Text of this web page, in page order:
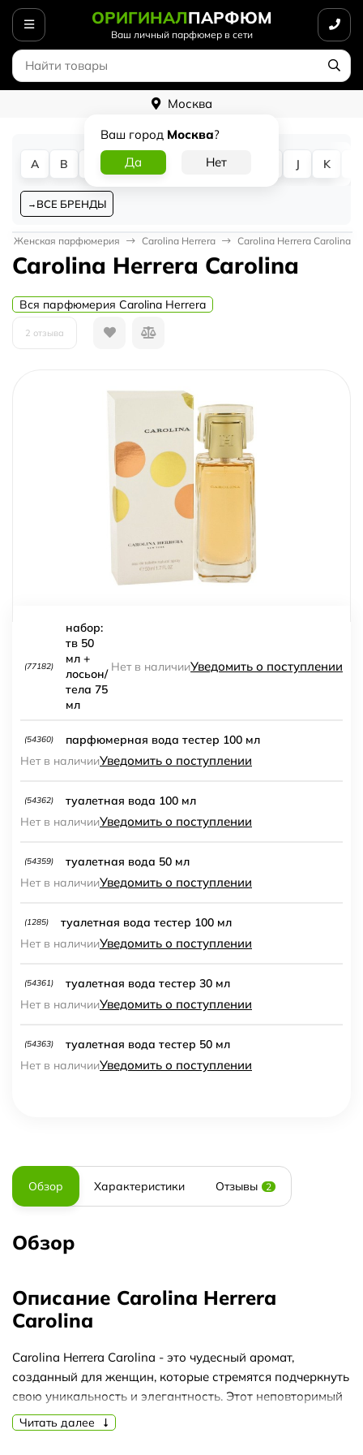
ОРИГИНАЛПАРФЮМ
Ваш личный парфюмер в сети
Москва
Ваш город Москва?
A B D G J K
ВСЕ БРЕНДЫ
Женская парфюмерия Carolina Herrera Carolina Herrera Carolina
Carolina Herrera Carolina
Вся парфюмерия Carolina Herrera
2 отзыва
(77182)
набор:
тв 50
мл +
лосьон/
тела 75
мл
Нет в наличииУведомить о поступлении
(54360)
парфюмерная вода тестер 100 мл
Нет в наличииУведомить о поступлении
(54362)
туалетная вода 100 мл
Нет в наличииУведомить о поступлении
(54359)
туалетная вода 50 мл
Нет в наличииУведомить о поступлении
(1285)
туалетная вода тестер 100 мл
Нет в наличииУведомить о поступлении
(54361)
туалетная вода тестер 30 мл
Нет в наличииУведомить о поступлении
(54363)
туалетная вода тестер 50 мл
Нет в наличииУведомить о поступлении
Обзор Характеристики Отзывы 2
Обзор
Описание Carolina Herrera
Carolina
Carolina Herrera Carolina - это чудесный аромат,
созданный для женщин, которые стремятся подчеркнуть
свою уникальность и элегантность. Этот неповторимый
парфюм обладает невероятной стойкостью, которая
окутывает вас на протяжении долгих часов.
Читать далее